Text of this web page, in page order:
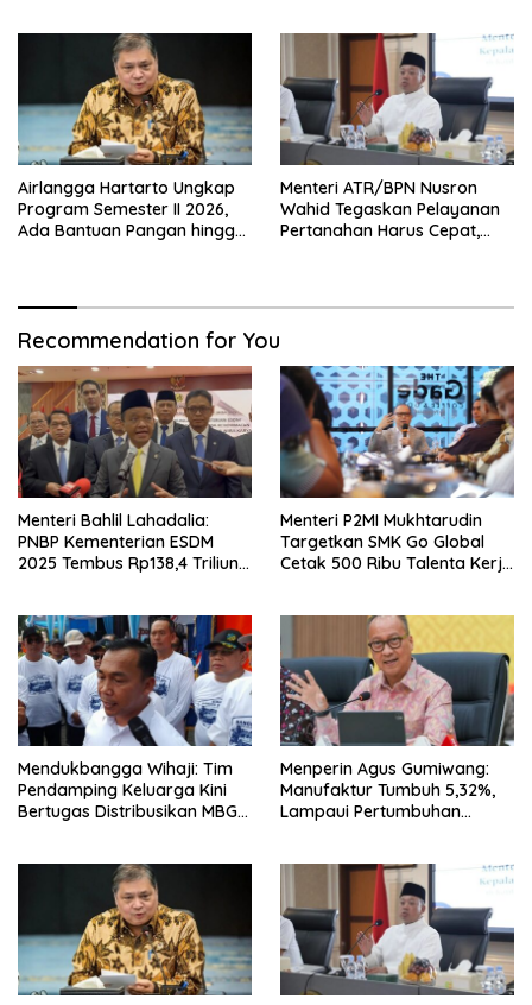
Airlangga Hartarto Ungkap
Program Semester II 2026,
Ada Bantuan Pangan hingga
Menteri ATR/BPN Nusron
Wahid Tegaskan Pelayanan
Pertanahan Harus Cepat,
Recommendation for You
Menteri Bahlil Lahadalia:
PNBP Kementerian ESDM
2025 Tembus Rp138,4 Triliun,
Menteri P2MI Mukhtarudin
Targetkan SMK Go Global
Cetak 500 Ribu Talenta Kerja
Mendukbangga Wihaji: Tim
Pendamping Keluarga Kini
Bertugas Distribusikan MBG
Menperin Agus Gumiwang:
Manufaktur Tumbuh 5,32%,
Lampaui Pertumbuhan